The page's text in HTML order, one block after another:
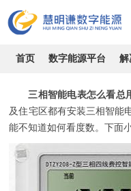
首页 数字能源平台 解
三相智能
时间：2026-08-09
三相智能电表怎么看总
及住宅区都有安装三相智能
能不知道如何看度数。下面